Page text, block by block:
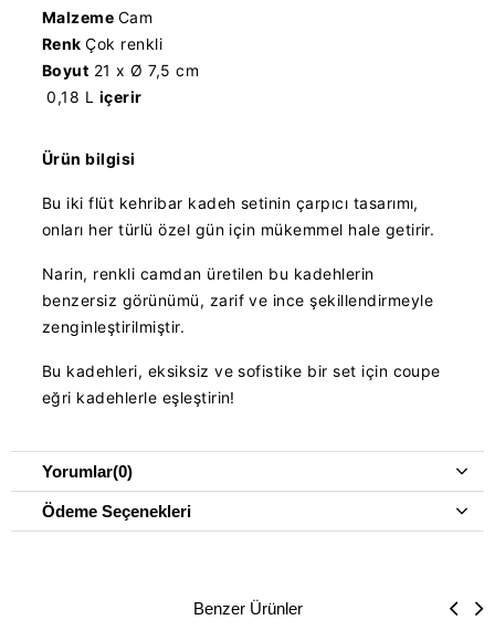
Malzeme Cam
RenkÇok renkli
Boyut 21 x Ø 7,5 cm
0,18 L içerir
Ürün bilgisi
Bu iki flüt kehribar kadeh setinin çarpıcı tasarımı,
onları her türlü özel gün için mükemmel hale getirir.
Narin, renkli camdan üretilen bu kadehlerin
benzersiz görünümü, zarif ve ince şekillendirmeyle
zenginleştirilmiştir.
Bu kadehleri, eksiksiz ve sofistike bir set için coupe
eğri kadehlerle eşleştirin!
Yorumlar(0)
Ödeme Seçenekleri
Benzer Ürünler